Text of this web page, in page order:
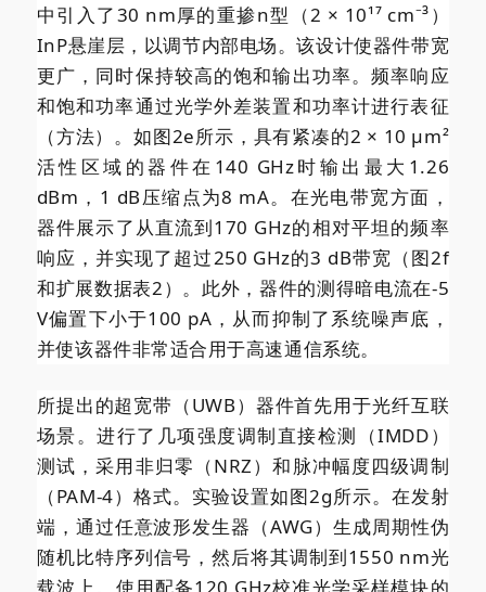
中引入了30 nm厚的重掺n型（2 × 10¹⁷ cm⁻³）
InP悬崖层，以调节内部电场。该设计使器件带宽
更广，同时保持较高的饱和输出功率。频率响应
和饱和功率通过光学外差装置和功率计进行表征
（方法）。如图2e所示，具有紧凑的2 × 10 µm²
活性区域的器件在140 GHz时输出最大1.26
dBm，1 dB压缩点为8 mA。在光电带宽方面，
器件展示了从直流到170 GHz的相对平坦的频率
响应，并实现了超过250 GHz的3 dB带宽（图2f
和扩展数据表2）。此外，器件的测得暗电流在-5
V偏置下小于100 pA，从而抑制了系统噪声底，
并使该器件非常适合用于高速通信系统。
所提出的超宽带（UWB）器件首先用于光纤互联
场景。进行了几项强度调制直接检测（IMDD）
测试，采用非归零（NRZ）和脉冲幅度四级调制
（PAM-4）格式。实验设置如图2g所示。在发射
端，通过任意波形发生器（AWG）生成周期性伪
随机比特序列信号，然后将其调制到1550 nm光
载波上。使用配备120 GHz校准光学采样模块的